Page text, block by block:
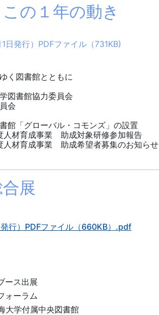
の１年の動き
発行）PDFファイル（731KB)
く図書館とともに
館協力委員会
会
グローバル・コモンズ」の設置
人材育成事業 助成対象研修参加報告
人材育成事業 助成希望者募集のお知らせ
展
行）PDFファイル（660KB）.pdf
ース出展
ォーラム
学付属中央図書館